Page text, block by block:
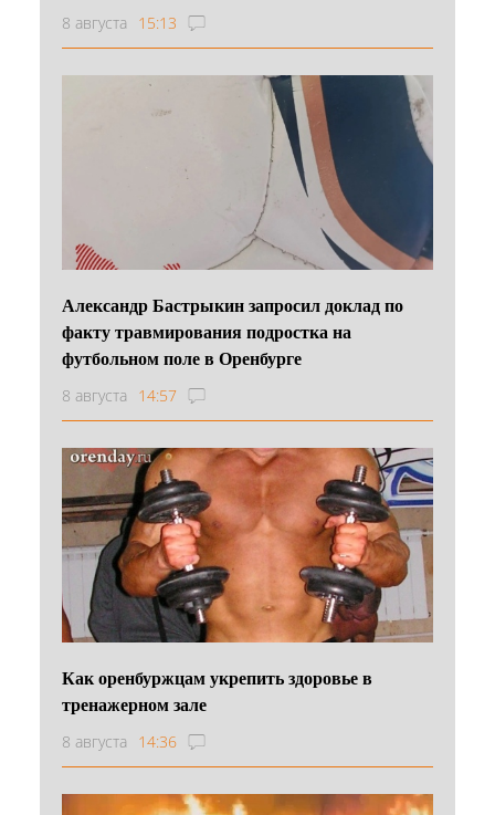
8 августа 15:13
Александр Бастрыкин запросил доклад по
факту травмирования подростка на
футбольном поле в Оренбурге
8 августа 14:57
Как оренбуржцам укрепить здоровье в
тренажерном зале
8 августа 14:36